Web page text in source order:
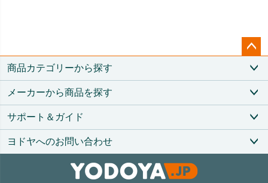
ペー
ップ
商品カテゴリーから探す
メーカーから商品を探す
サポート＆ガイド
ヨドヤへのお問い合わせ